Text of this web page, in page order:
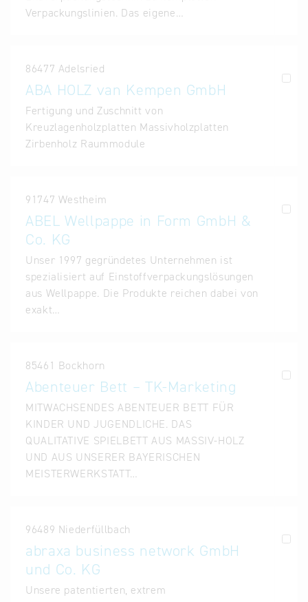
Verpackungslinien. Das eigene…
86477 Adelsried
ABA HOLZ van Kempen GmbH
Fertigung und Zuschnitt von
Kreuzlagenholzplatten Massivholzplatten
Zirbenholz Raummodule
91747 Westheim
ABEL Wellpappe in Form GmbH &
Co. KG
Unser 1997 gegründetes Unternehmen ist
spezialisiert auf Einstoffverpackungslösungen
aus Wellpappe. Die Produkte reichen dabei von
exakt…
85461 Bockhorn
Abenteuer Bett – TK-Marketing
MITWACHSENDES ABENTEUER BETT FÜR
KINDER UND JUGENDLICHE. DAS
QUALITATIVE SPIELBETT AUS MASSIV-HOLZ
UND AUS UNSERER BAYERISCHEN
MEISTERWERKSTATT…
96489 Niederfüllbach
abraxa business network GmbH
und Co. KG
Unsere patentierten, extrem